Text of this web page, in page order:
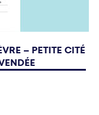
– PETITE CITÉ